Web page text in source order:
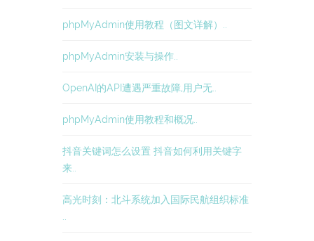
phpMyAdmin使用教程（图文详解）..
phpMyAdmin安装与操作..
OpenAI的API遭遇严重故障,用户无..
phpMyAdmin使用教程和概况..
抖音关键词怎么设置 抖音如何利用关键字
来..
高光时刻：北斗系统加入国际民航组织标准